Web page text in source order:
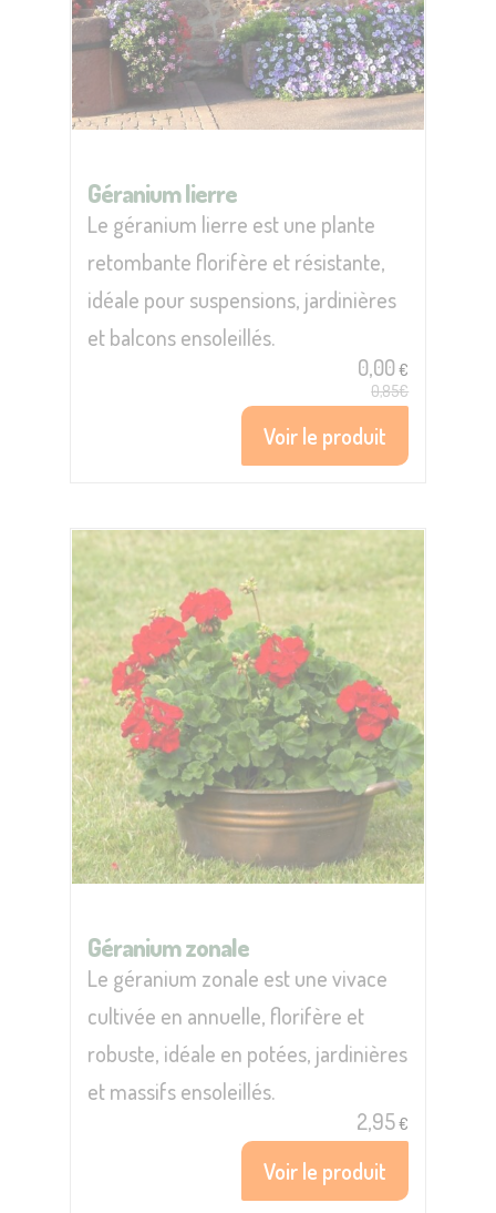
Géranium lierre
Le géranium lierre est une plante
retombante florifère et résistante,
idéale pour suspensions, jardinières
et balcons ensoleillés.
0,00€
0,85€
Voir le produit
Géranium zonale
Le géranium zonale est une vivace
cultivée en annuelle, florifère et
robuste, idéale en potées, jardinières
et massifs ensoleillés.
2,95€
Voir le produit